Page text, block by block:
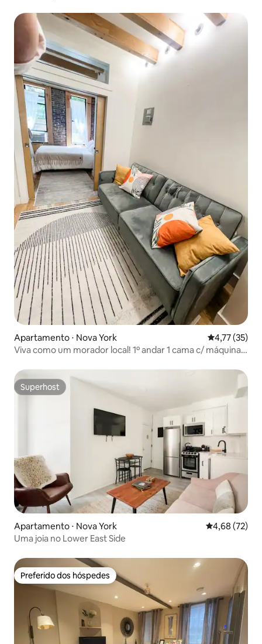
Apartamento ⋅ Nova York 4,77 de uma
4,77 (35)
Viva como um morador local! 1º andar 1 cama c/ máquina
Superhost
Superhost
Apartamento ⋅ Nova York 4,68 de uma
4,68 (72)
Uma joia no Lower East Side
Preferido dos hóspedes
Preferido dos hóspedes